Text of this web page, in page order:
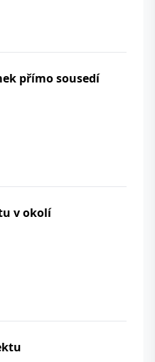
přímo sousedí
v okolí